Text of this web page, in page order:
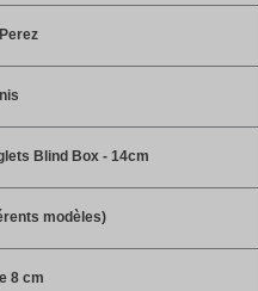
Blind Box - 14cm
modèles)
8 cm